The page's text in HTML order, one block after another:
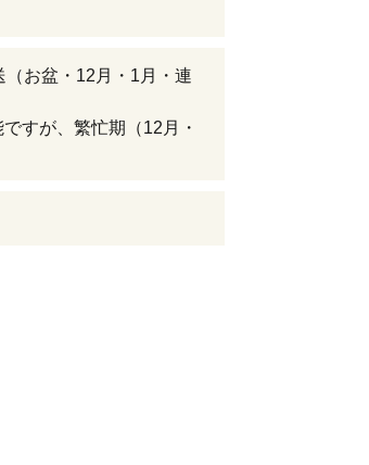
お盆・12月・1月・連
すが、繁忙期（12月・